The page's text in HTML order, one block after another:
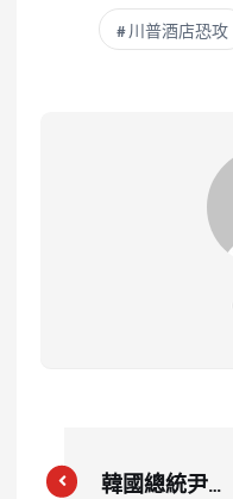
川普酒店恐攻
韓國總統尹錫